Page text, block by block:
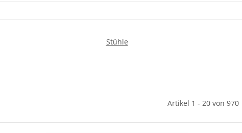
Stühle
Artikel 1 - 20 von 970